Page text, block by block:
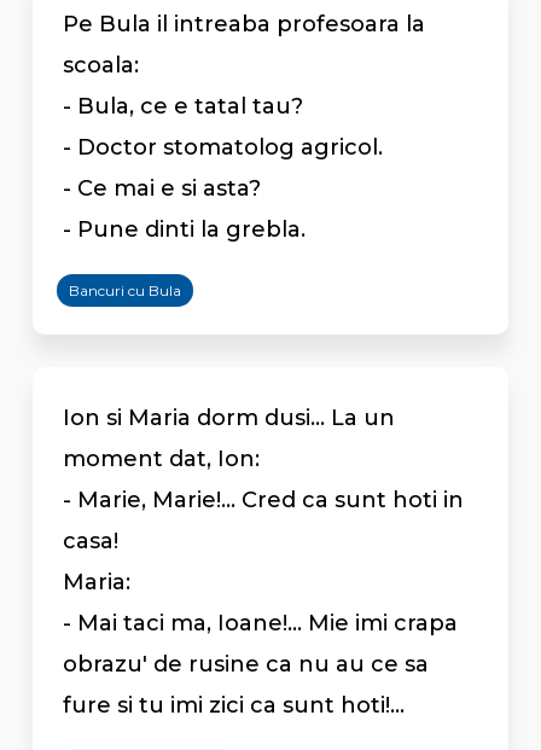
Pe Bula il intreaba profesoara la
scoala:
- Bula, ce e tatal tau?
- Doctor stomatolog agricol.
- Ce mai e si asta?
- Pune dinti la grebla.
Bancuri cu Bula
Ion si Maria dorm dusi... La un
moment dat, Ion:
- Marie, Marie!... Cred ca sunt hoti in
casa!
Maria:
- Mai taci ma, Ioane!... Mie imi crapa
obrazu' de rusine ca nu au ce sa
fure si tu imi zici ca sunt hoti!...